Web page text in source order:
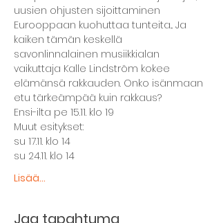
uusien ohjusten sijoittaminen
Eurooppaan kuohuttaa tunteita... Ja
kaiken tämän keskellä
savonlinnalainen musiikkialan
vaikuttaja Kalle Lindström kokee
elämänsä rakkauden. Onko isänmaan
etu tärkeämpää kuin rakkaus?
Ensi-ilta pe 15.11. klo 19
Muut esitykset:
su 17.11. klo 14
su 24.11. klo 14
Lisää...
Jaa tapahtuma